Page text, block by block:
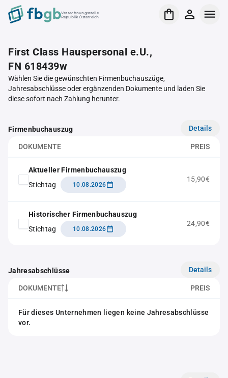
Verrechnungsstelle
Republik Österreich
First Class Hauspersonal e.U.,
FN 618439w
Wählen Sie die gewünschten Firmenbuchauszüge,
Jahresabschlüsse oder ergänzenden Dokumente und laden Sie
diese sofort nach Zahlung herunter.
Firmenbuchauszug Details
DOKUMENTE PREIS
Aktueller Firmenbuchauszug
Stichtag
10.08.2026
15,90€
Historischer Firmenbuchauszug
Stichtag
10.08.2026
24,90€
Jahresabschlüsse Details
DOKUMENTE PREIS
Für dieses Unternehmen liegen keine Jahresabschlüsse
vor.